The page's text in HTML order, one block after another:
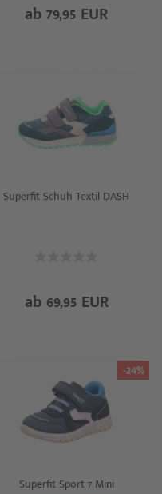
ab 79,95 EUR
Superfit Schuh Textil DASH
ab 69,95 EUR
-24%
Superfit Sport 7 Mini